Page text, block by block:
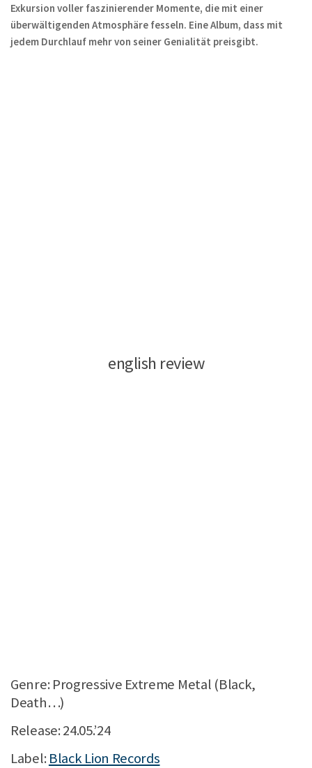
Exkursion voller faszinierender Momente, die mit einer
überwältigenden Atmosphäre fesseln. Eine Album, dass mit
jedem Durchlauf mehr von seiner Genialität preisgibt.
english review
Genre: Progressive Extreme Metal (Black,
Death…)
Release: 24.05.’24
Label: Black Lion Records